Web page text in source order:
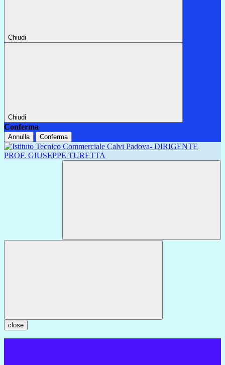
Chiudi
Chiudi
Conferma
Annulla Conferma
close